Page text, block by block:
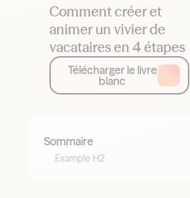
Comment créer et
animer un vivier de
vacataires en 4 étapes
Télécharger le livre
blanc
Sommaire
Example H2